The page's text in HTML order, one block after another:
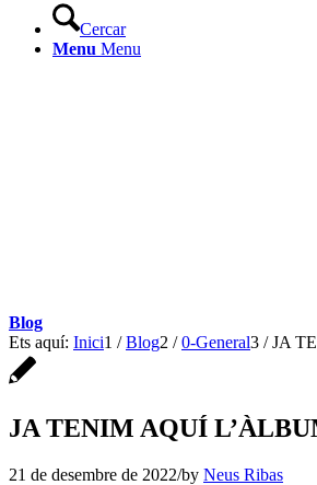
Cercar
Menu Menu
Blog
Ets aquí: Inici1 / Blog2 / 0-General3 / JA
JA TENIM AQUÍ
21 de desembre de 2022/by Neus Ribas